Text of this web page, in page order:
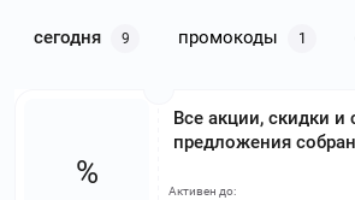
сегодня 9 промокоды 1
Все акции, скидки и
предложения
%
Активен до: